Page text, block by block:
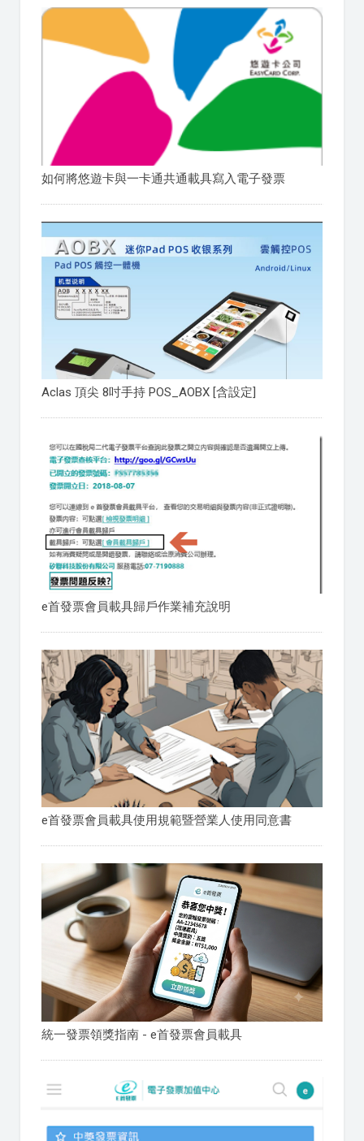
如何將悠遊卡與一卡通共通載具寫入電子發票
Aclas 頂尖 8吋手持 POS_AOBX [含設定]
e首發票會員載具歸戶作業補充說明
e首發票會員載具使用規範暨營業人使用同意書
統一發票領獎指南 - e首發票會員載具